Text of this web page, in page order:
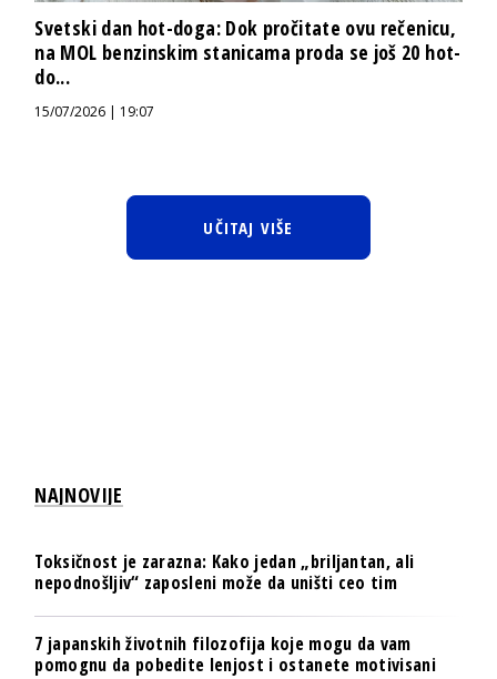
Svetski dan hot-doga: Dok pročitate ovu rečenicu,
na MOL benzinskim stanicama proda se još 20 hot-
do...
15/07/2026 | 19:07
UČITAJ VIŠE
NAJNOVIJE
Toksičnost je zarazna: Kako jedan „briljantan, ali
nepodnošljiv“ zaposleni može da uništi ceo tim
7 japanskih životnih filozofija koje mogu da vam
pomognu da pobedite lenjost i ostanete motivisani